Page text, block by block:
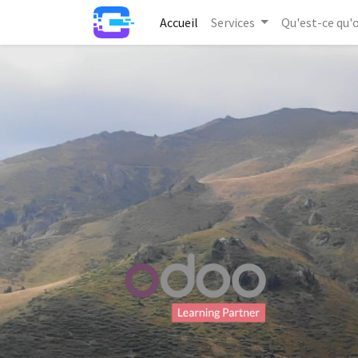
Accueil Services Qu'est-ce